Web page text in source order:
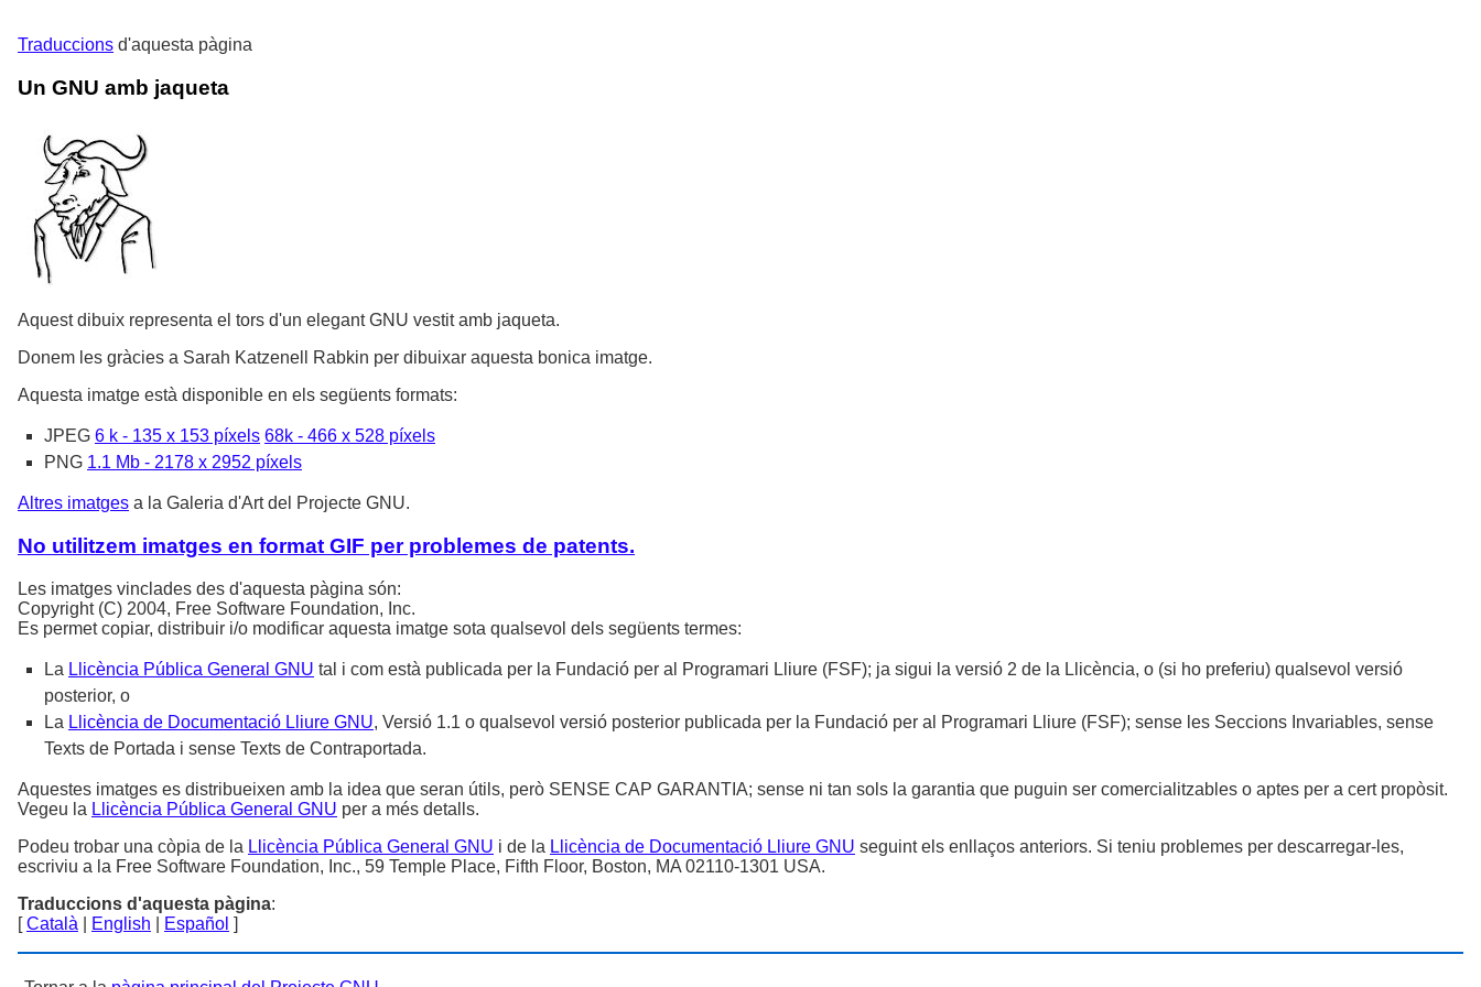
Traduccions d'aquesta pàgina
Un GNU amb jaqueta
Aquest dibuix representa el tors d'un elegant GNU vestit amb jaqueta.
Donem les gràcies a Sarah Katzenell Rabkin per dibuixar aquesta bonica imatge.
Aquesta imatge està disponible en els següents formats:
JPEG 6 k - 135 x 153 píxels 68k - 466 x 528 píxels
PNG 1.1 Mb - 2178 x 2952 píxels
Altres imatges a la Galeria d'Art del Projecte GNU.
No utilitzem imatges en format GIF per problemes de patents.
Les imatges vinclades des d'aquesta pàgina són:
Copyright (C) 2004, Free Software Foundation, Inc.
Es permet copiar, distribuir i/o modificar aquesta imatge sota qualsevol dels següents termes:
La Llicència Pública General GNU tal i com està publicada per la Fundació per al Programari Lliure (FSF); ja sigui la versió 2 de la Llicència, o (si ho preferiu) qualsevol versió
posterior, o
La Llicència de Documentació Lliure GNU, Versió 1.1 o qualsevol versió posterior publicada per la Fundació per al Programari Lliure (FSF); sense les Seccions Invariables, sense
Texts de Portada i sense Texts de Contraportada.
Aquestes imatges es distribueixen amb la idea que seran útils, però SENSE CAP GARANTIA; sense ni tan sols la garantia que puguin ser comercialitzables o aptes per a cert propòsit.
Vegeu la Llicència Pública General GNU per a més detalls.
Podeu trobar una còpia de la Llicència Pública General GNU i de la Llicència de Documentació Lliure GNU seguint els enllaços anteriors. Si teniu problemes per descarregar-les,
escriviu a la Free Software Foundation, Inc., 59 Temple Place, Fifth Floor, Boston, MA 02110-1301 USA.
Traduccions d'aquesta pàgina:
[Català English Español ]